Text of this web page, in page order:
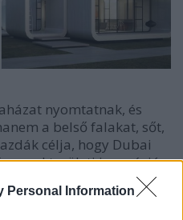
Personal Information
nyomtatnak, és
a belső falakat, sőt,
célja, hogy Dubai
a szakterületi innováció
lépés, amelyet sok más